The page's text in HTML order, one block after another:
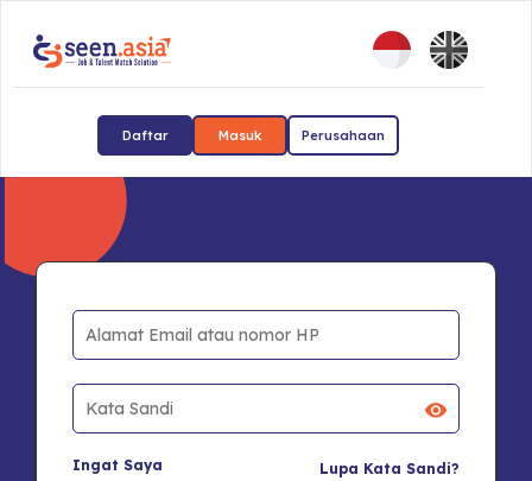
Daftar Masuk Perusahaan
Ingat Saya Lupa Kata Sandi?